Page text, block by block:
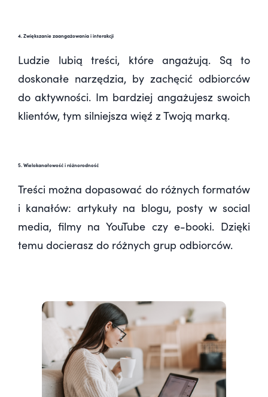
4. Zwiększanie zaangażowania i interakcji
Ludzie lubią treści, które angażują. Są to
doskonałe narzędzia, by zachęcić odbiorców
do aktywności. Im bardziej angażujesz swoich
klientów, tym silniejsza więź z Twoją marką.
5. Wielokanałowość i różnorodność
Treści można dopasować do różnych formatów
i kanałów: artykuły na blogu, posty w social
media, filmy na YouTube czy e-booki. Dzięki
temu docierasz do różnych grup odbiorców.